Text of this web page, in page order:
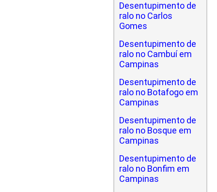
Desentupimento de
ralo no Carlos
Gomes
Desentupimento de
ralo no Cambuí em
Campinas
Desentupimento de
ralo no Botafogo em
Campinas
Desentupimento de
ralo no Bosque em
Campinas
Desentupimento de
ralo no Bonfim em
Campinas